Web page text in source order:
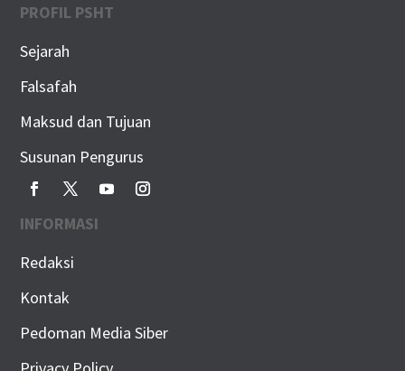
PROFIL PSHT
Sejarah
Falsafah
Maksud dan Tujuan
Susunan Pengurus
INFORMASI
Redaksi
Kontak
Pedoman Media Siber